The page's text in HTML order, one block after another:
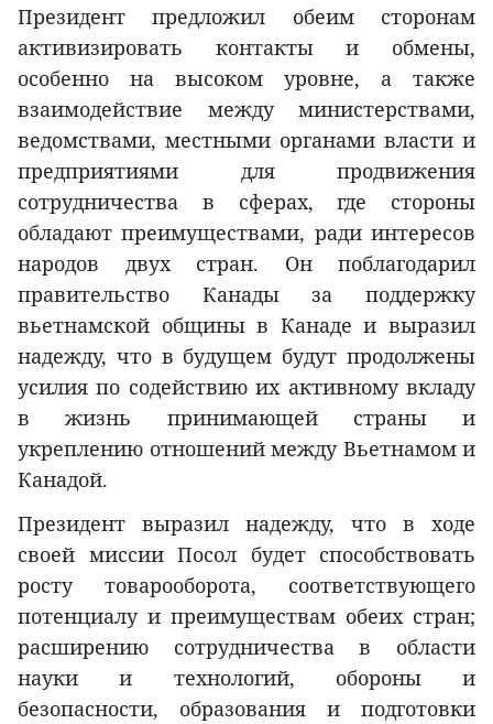
Президент предложил обеим сторонам
активизировать контакты и обмены,
особенно на высоком уровне, а также
взаимодействие между министерствами,
ведомствами, местными органами власти и
предприятиями для продвижения
сотрудничества в сферах, где стороны
обладают преимуществами, ради интересов
народов двух стран. Он поблагодарил
правительство Канады за поддержку
вьетнамской общины в Канаде и выразил
надежду, что в будущем будут продолжены
усилия по содействию их активному вкладу
в жизнь принимающей страны и
укреплению отношений между Вьетнамом и
Канадой.
Президент выразил надежду, что в ходе
своей миссии Посол будет способствовать
росту товарооборота, соответствующего
потенциалу и преимуществам обеих стран;
расширению сотрудничества в области
науки и технологий, обороны и
безопасности, образования и подготовки